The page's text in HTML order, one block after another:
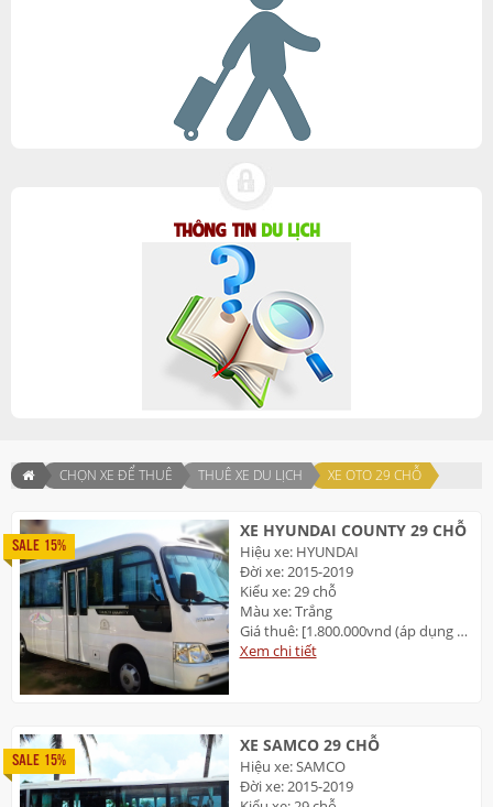
THÔNG TIN DU LỊCH
CHỌN XE ĐỂ THUÊ THUÊ XE DU LỊCH XE OTO 29 CHỖ
SALE 15%
XE HYUNDAI COUNTY 29 CHỖ
Hiệu xe: HYUNDAI
Đời xe: 2015-2019
Kiểu xe: 29 chỗ
Màu xe: Trắng
Giá thuê: [1.800.000vnd (áp dụng 2 TP: Đà Nẵng và Huế]
Xem chi tiết
SALE 15%
XE SAMCO 29 CHỖ
Hiệu xe: SAMCO
Đời xe: 2015-2019